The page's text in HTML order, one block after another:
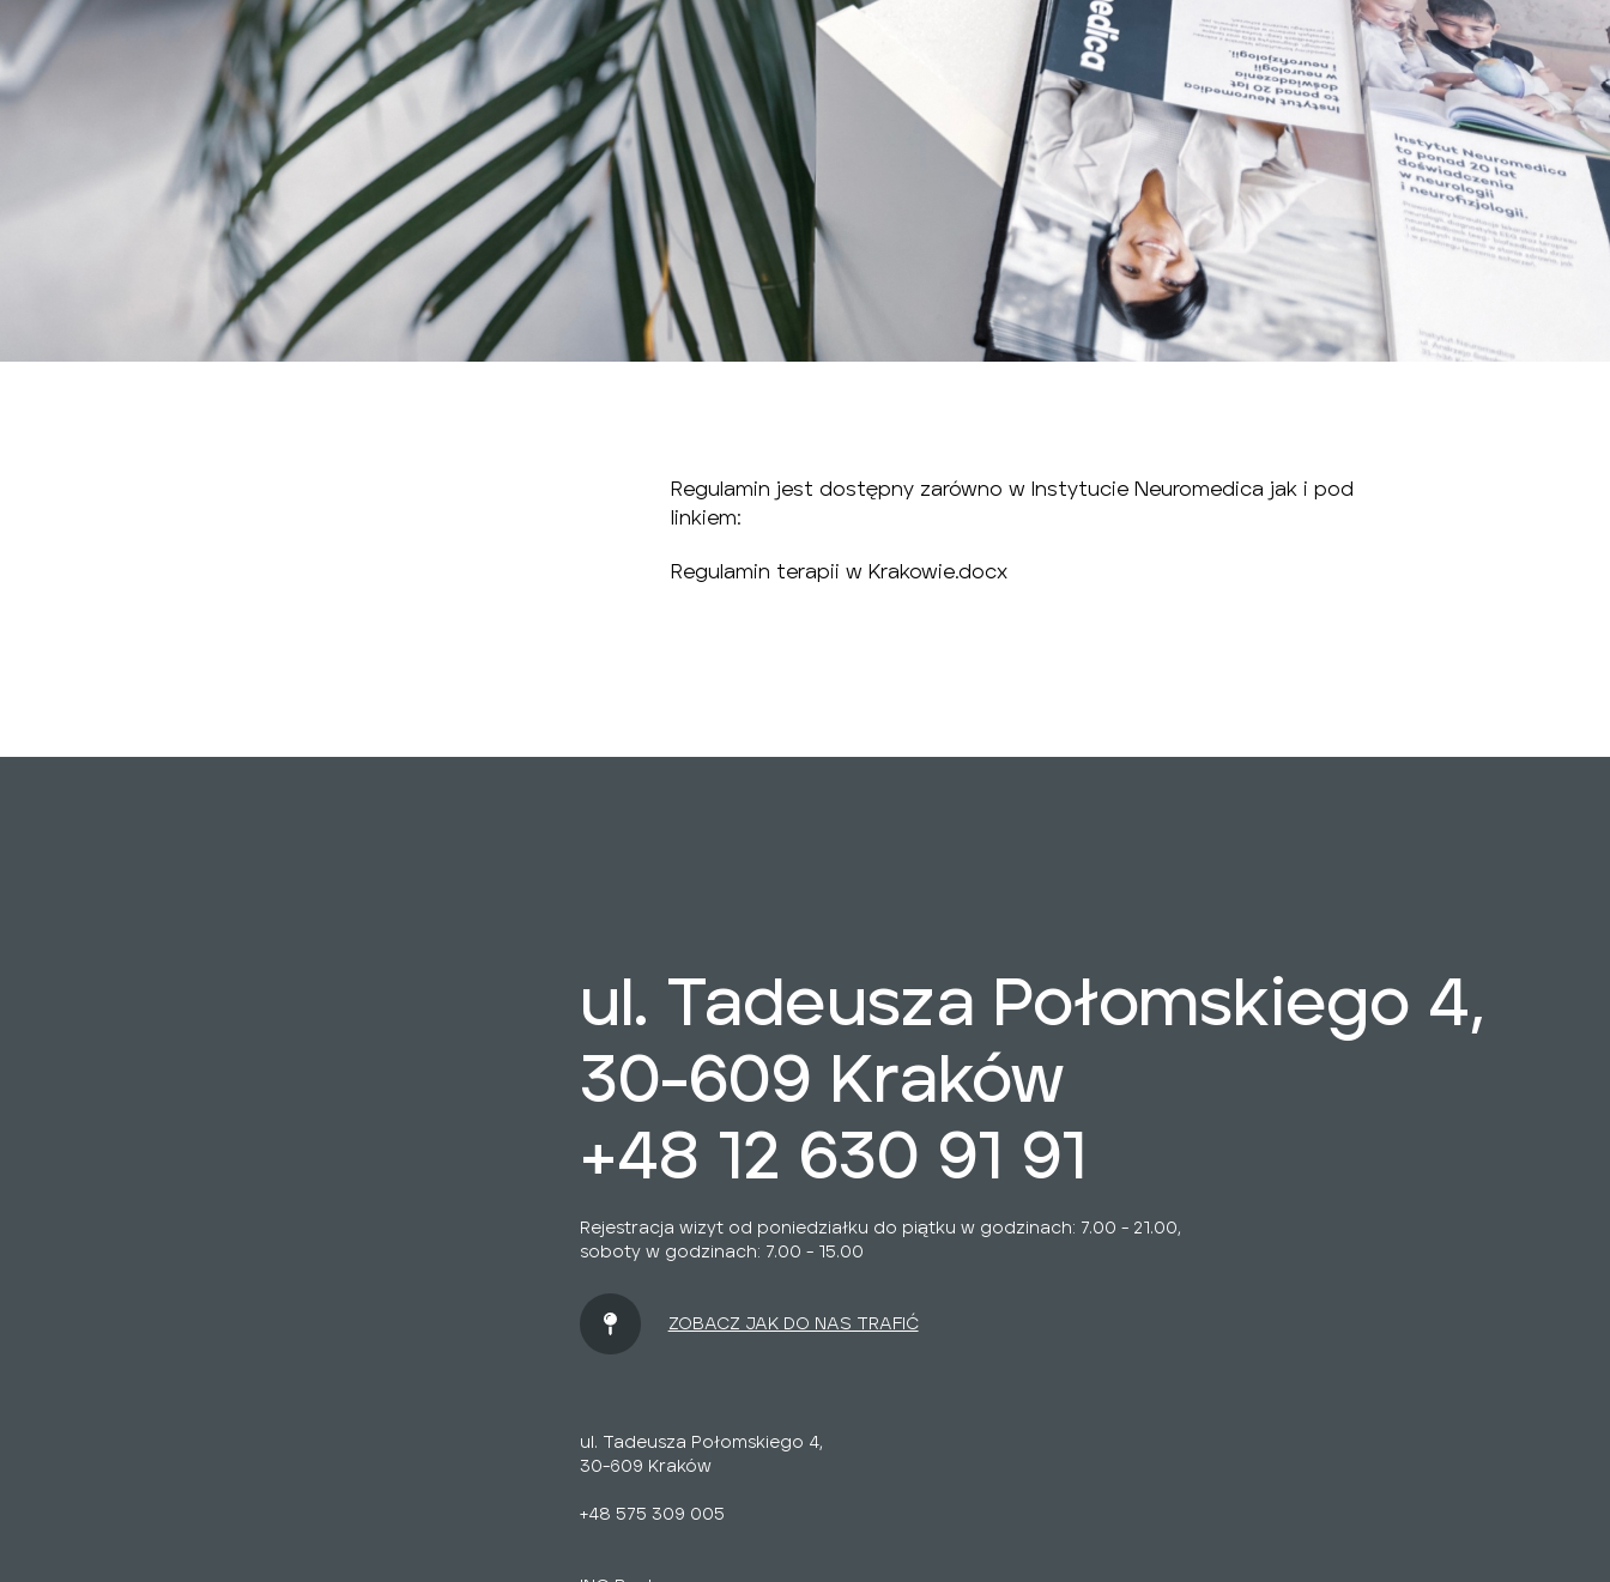
Regulamin jest dostępny zarówno w Instytucie Neuromedica jak i pod
linkiem:
Regulamin terapii w Krakowie.docx
ul. Tadeusza Połomskiego 4,
30-609 Kraków
+48 12 630 91 91
Rejestracja wizyt od poniedziałku do piątku w godzinach: 7.00 - 21.00,
soboty w godzinach: 7.00 - 15.00
ZOBACZ JAK DO NAS TRAFIĆ
ul. Tadeusza Połomskiego 4,
30-609 Kraków
+48 575 309 005